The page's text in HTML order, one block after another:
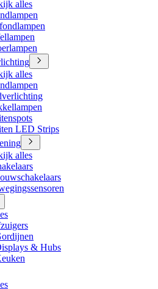
alles
alles
LED Strips
alles
& Hubs